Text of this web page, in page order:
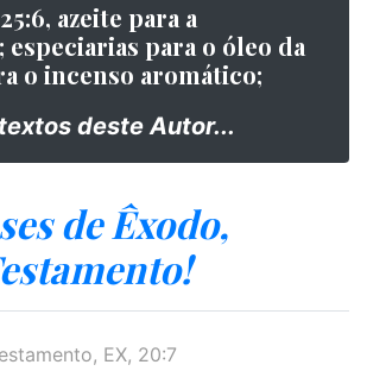
azeite para a
para o óleo da
o incenso aromático;
deste Autor...
de Êxodo,
EX, 20:7